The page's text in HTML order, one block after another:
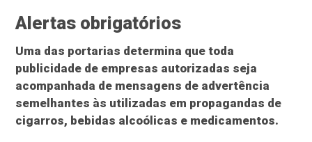
Alertas obrigatórios
Uma das portarias determina que toda
publicidade de empresas autorizadas seja
acompanhada de mensagens de advertência
semelhantes às utilizadas em propagandas de
cigarros, bebidas alcoólicas e medicamentos.